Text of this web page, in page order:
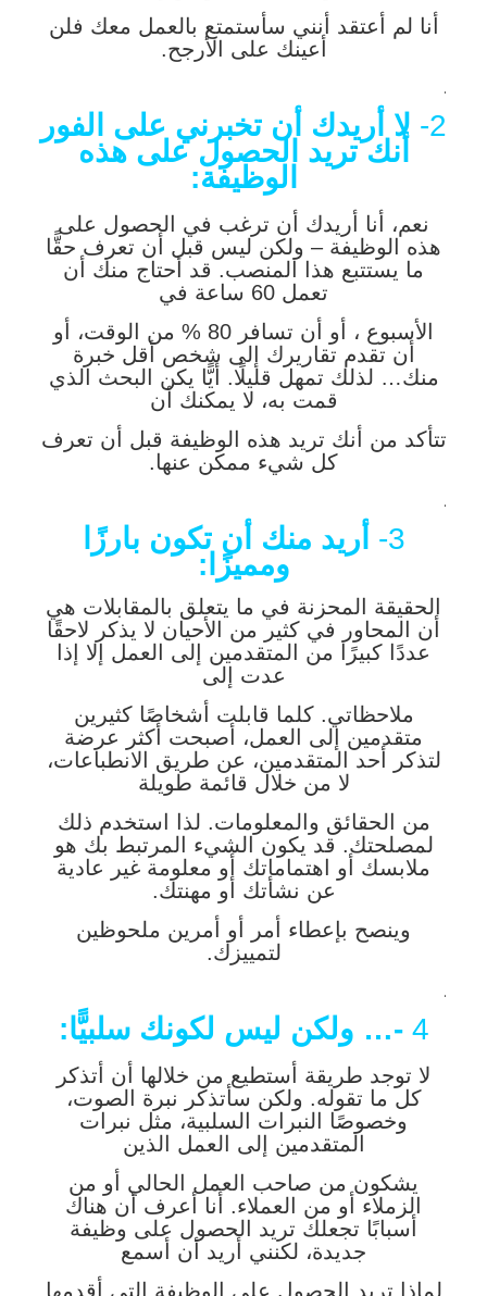
أنا لم أعتقد أنني سأستمتع بالعمل معك فلن
أعينك على الأرجح.
.
2- لا أريدك أن تخبرني على الفور
أنك تريد الحصول على هذه
الوظيفة:
نعم، أنا أريدك أن ترغب في الحصول على
هذه الوظيفة – ولكن ليس قبل أن تعرف حقًّا
ما يستتبع هذا المنصب. قد أحتاج منك أن
تعمل 60 ساعة في
الأسبوع ، أو أن تسافر 80 % من الوقت، أو
أن تقدم تقاريرك إلى شخص أقل خبرة
منك… لذلك تمهل قليلًا. أيًّا يكن البحث الذي
قمت به، لا يمكنك أن
تتأكد من أنك تريد هذه الوظيفة قبل أن تعرف
كل شيء ممكن عنها.
.
3- أريد منك أن تكون بارزًا
ومميزًا:
الحقيقة المحزنة في ما يتعلق بالمقابلات هي
أن المحاور في كثير من الأحيان لا يذكر لاحقًا
عددًا كبيرًا من المتقدمين إلى العمل إلا إذا
عدت إلى
ملاحظاتي. كلما قابلت أشخاصًا كثيرين
متقدمين إلى العمل، أصبحت أكثر عرضة
لتذكر أحد المتقدمين، عن طريق الانطباعات،
لا من خلال قائمة طويلة
من الحقائق والمعلومات. لذا استخدم ذلك
لمصلحتك. قد يكون الشيء المرتبط بك هو
ملابسك أو اهتماماتك أو معلومة غير عادية
عن نشأتك أو مهنتك.
وينصح بإعطاء أمر أو أمرين ملحوظين
لتمييزك.
.
4 -… ولكن ليس لكونك سلبيًّا:
لا توجد طريقة أستطيع من خلالها أن أتذكر
كل ما تقوله. ولكن سأتذكر نبرة الصوت،
وخصوصًا النبرات السلبية، مثل نبرات
المتقدمين إلى العمل الذين
يشكون من صاحب العمل الحالي أو من
الزملاء أو من العملاء. أنا أعرف أن هناك
أسبابًا تجعلك تريد الحصول على وظيفة
جديدة، لكنني أريد أن أسمع
لماذا تريد الحصول على الوظيفة التي أقدمها